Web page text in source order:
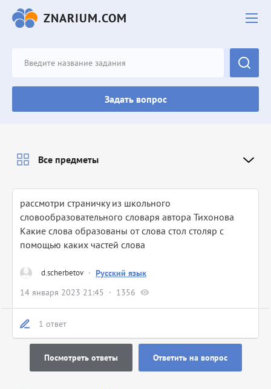
ZNARIUM.COM
Задать вопрос
d.scherbetov · Русский язык
14 января 2023 21:45
1356
рассмотри страничку из школьного
словообразовательного словаря автора Тихонова
Какие слова образованы от слова стол столяр с
помощью каких частей слова
1 ответ
Посмотреть ответы Ответить на вопрос
Все предметы